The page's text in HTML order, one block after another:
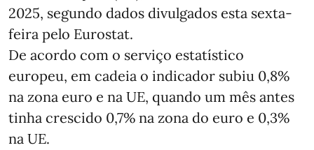
2025, segundo dados divulgados esta sexta-
feira pelo Eurostat.
De acordo com o serviço estatístico
europeu, em cadeia o indicador subiu 0,8%
na zona euro e na UE, quando um mês antes
tinha crescido 0,7% na zona do euro e 0,3%
na UE.